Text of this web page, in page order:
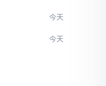
今天
今天